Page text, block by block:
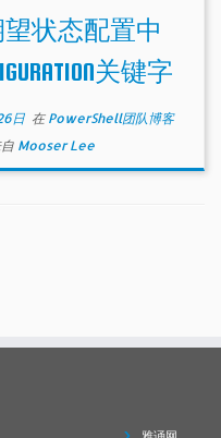
下面一个来自MSDN的例
何使用configuration关
器。
状态配置中
关键字
日在 PowerShell团队博客
Mooser Lee